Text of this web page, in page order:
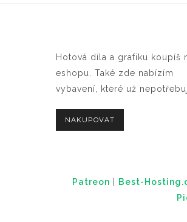
Hotová díla a grafiku koupíš
eshopu. Také zde nabízím
vybavení, které už
NAKUPOVAT
Patreon Best-